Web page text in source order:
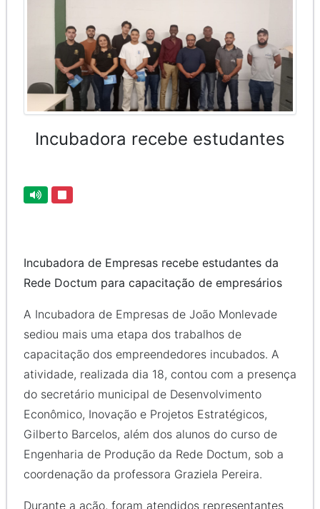
Incubadora recebe estudantes
Incubadora de Empresas recebe estudantes da
Rede Doctum para capacitação de empresários
A Incubadora de Empresas de João Monlevade
sediou mais uma etapa dos trabalhos de
capacitação dos empreendedores incubados. A
atividade, realizada dia 18, contou com a presença
do secretário municipal de Desenvolvimento
Econômico, Inovação e Projetos Estratégicos,
Gilberto Barcelos, além dos alunos do curso de
Engenharia de Produção da Rede Doctum, sob a
coordenação da professora Graziela Pereira.
Durante a ação, foram atendidos representantes